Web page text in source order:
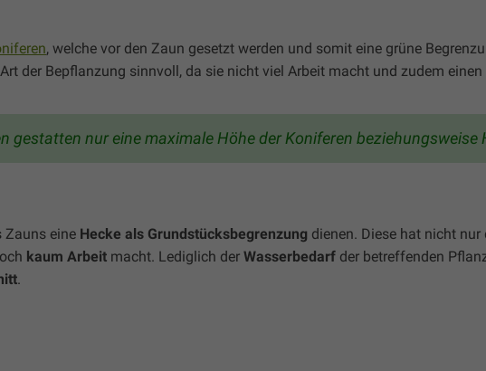
, welche vor den Zaun gesetzt werden und somit eine grüne
der Bepflanzung sinnvoll, da sie nicht viel Arbeit macht und zudem
gestatten nur eine maximale Höhe der Koniferen beziehungsweise
Zauns eine Hecke als Grundstücksbegrenzung dienen. Diese hat nicht nur
kaum Arbeit macht. Lediglich der Wasserbedarf der betreffenden
.